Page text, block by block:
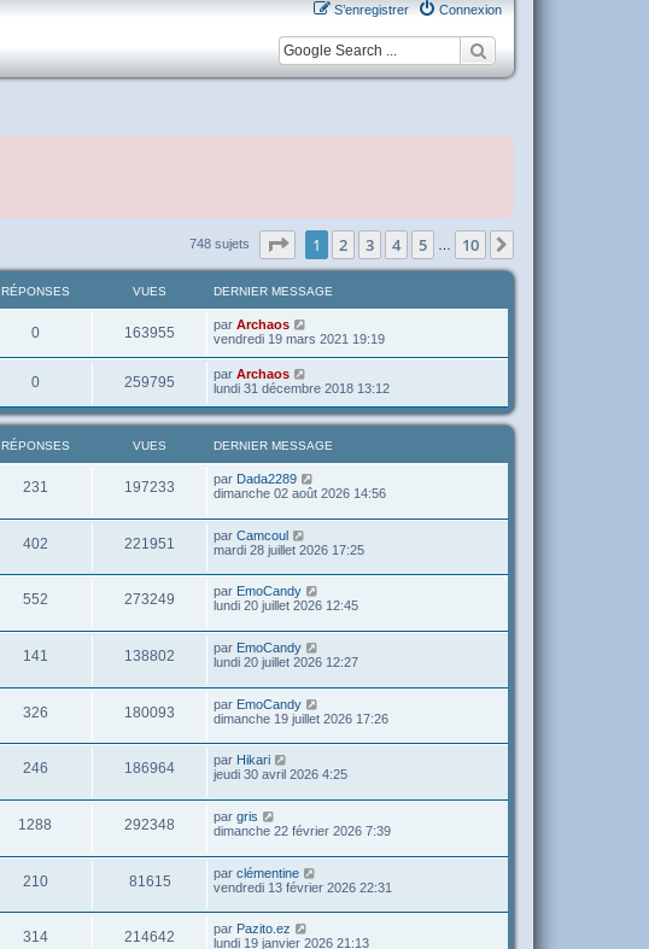
Connexion
S’enregistrer
748 sujets Page sur10
1 2 3 4 5 10
RÉPONSES VUES DERNIER MESSAGE
0 163955 par Archaos
vendredi 19 mars 2021 19:19
0 259795 par Archaos
lundi 31 décembre 2018 13:12
RÉPONSES VUES DERNIER MESSAGE
231 197233 par Dada2289
dimanche 02 août 2026 14:56
402 221951 par Camcoul
mardi 28 juillet 2026 17:25
552 273249 par EmoCandy
lundi 20 juillet 2026 12:45
141 138802 par EmoCandy
lundi 20 juillet 2026 12:27
326 180093 par EmoCandy
dimanche 19 juillet 2026 17:26
246 186964 par Hikari
jeudi 30 avril 2026 4:25
1288 292348 par gris
dimanche 22 février 2026 7:39
210 81615 par clémentine
vendredi 13 février 2026 22:31
314 214642 par Pazito.ez
lundi 19 janvier 2026 21:13